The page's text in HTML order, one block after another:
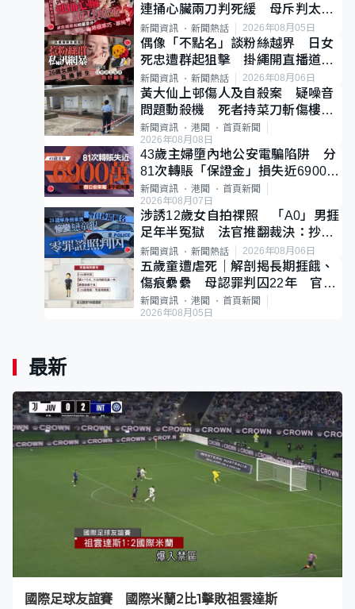
連捅心臟兩刀判死緩 母斥判太重
已上訴
新聞資訊 新聞熱話 2026年08月05日
偶像「不點名」談粉絲越界 日女
死忠遭群起狙擊 掛繩開直播道歉
後輕生
新聞資訊 新聞熱話 2026年08月06日
黃大仙上邨傷人及自殺案 疑噪音
問題動殺機 死者持菜刀斬傷樓上
鄰居後墮斃
新聞資訊 港聞
首頁新聞
2026年08月08日
43歲主婦墮內地公安電騙陷阱 分
81次轉賬「保證金」損失近6900萬
元
新聞資訊 港聞
首頁新聞
2026年08月07日
涉誘12歲女自拍祼照 「A0」男捱
足年半冤獄 法官推翻裁決：抄錯
標點
新聞資訊 新聞熱話 2026年08月06日
五歲童遭虐死｜解剖揭長期捱餓、
傷痕纍纍 母認罪判囚22年 官斥
冷血：同類案最惡劣
新聞資訊 港聞
首頁新聞
2026年08月05日
最新
國際足球友誼賽 國際米蘭2比1擊敗祖雲達斯